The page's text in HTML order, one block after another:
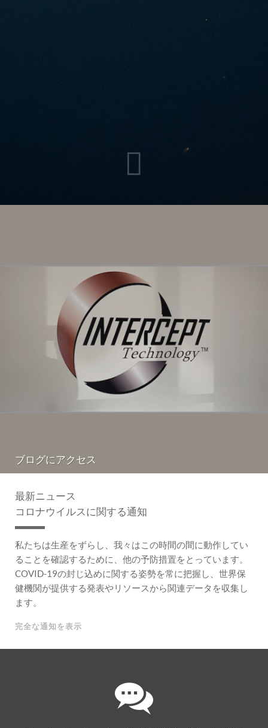
ブログにアクセス
最新ニュース
コロナウイルスに関する通知
私たちは生産をずらし、我々はこの時間の間に動作してい
ることを確認するために、他の予防措置をとっています。
COVID-19の封じ込めに関する姿勢を常に把握し、世界保
健機関が提供する発表やリソースから関連データを収集し
ます。
完全な通知を表示